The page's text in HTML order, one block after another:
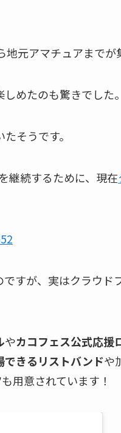
元アマチュアまでが
めたのも驚きでした。
そうです。
継続するために、現在
すが、実はクラウド
やカコフェス公式応援
できるリストバンドや
も用意されています！